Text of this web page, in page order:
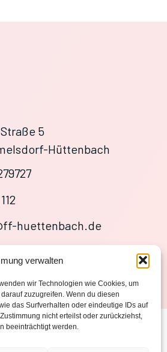
verwalten
wir Technologien wie Cookies, um
zuzugreifen. Wenn du diesen
das Surfverhalten oder eindeutige IDs auf
nicht erteilst oder zurückziehst,
beeinträchtigt werden.
5
Hüttenbach
huettenbach.de